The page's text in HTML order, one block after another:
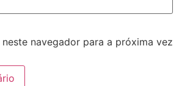
navegador para a próxima vez